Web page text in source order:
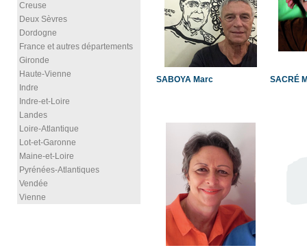
Creuse
Deux Sèvres
Dordogne
France et autres départements
Gironde
Haute-Vienne
Indre
Indre-et-Loire
Landes
Loire-Atlantique
Lot-et-Garonne
Maine-et-Loire
Pyrénées-Atlantiques
Vendée
Vienne
SABOYA Marc SACRÉ